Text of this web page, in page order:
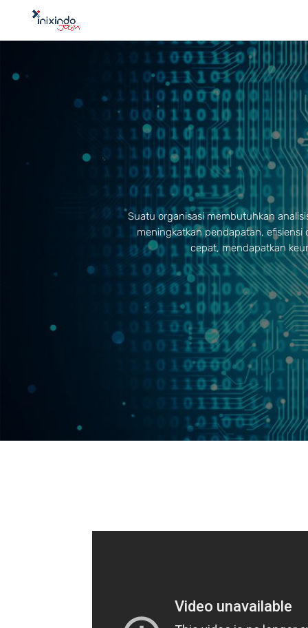
Suatu organisasi membutuhkan
meningkatkan pendapatan,
cepat, mendapatkan